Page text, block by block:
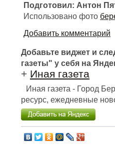
Подготовил: Антон
Использовано фото
Добавить комментарий
Добавьте виджет и
газеты" у себя на
+ Иная газета
Иная газета - Город
ресурс, ежедневные